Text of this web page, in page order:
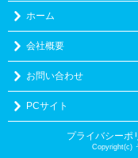
ホーム
会社概要
お問い合わせ
PCサイト
プライバシーポ
Copyright(c)